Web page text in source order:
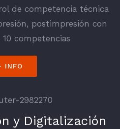
de competencia técnica
postimpresión con
competencias
INFO
y Digitalización